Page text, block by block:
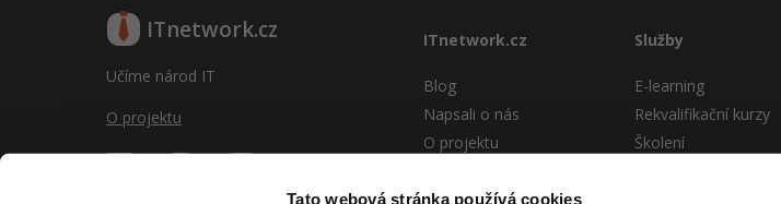
Tato webová stránka používá cookies
ITnetwork.cz
Učíme národ IT
O projektu
ITnetwork.cz
Blog
Napsali o nás
O projektu
Vývoj systému
Služby
E-learning
Rekvalifikační kurzy
Školení